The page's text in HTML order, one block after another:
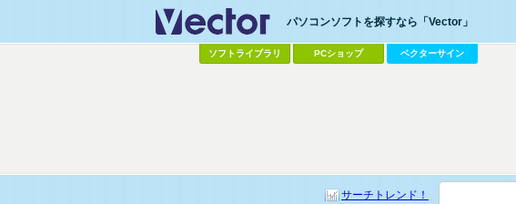
パソコンソフトを探すなら「Vector」
ソフトライブラリ PCショップ ベクターサイン
サーチトレンド！